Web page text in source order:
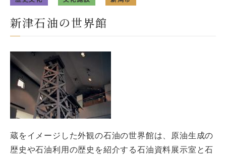
新津石油の世界館
蔵をイメージした外観の石油の世界館は、原油生成の
歴史や石油利用の歴史を紹介する石油資料展示室と石